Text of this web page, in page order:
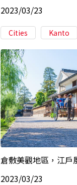
2023/03/23
Cities Kanto
倉敷美觀地區，江戶
2023/03/23